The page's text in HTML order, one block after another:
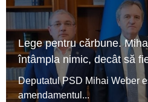
Lege pentru cărbune.
întâmpla nimic, decât să
Deputatul PSD Mihai Weber
amendamentul...